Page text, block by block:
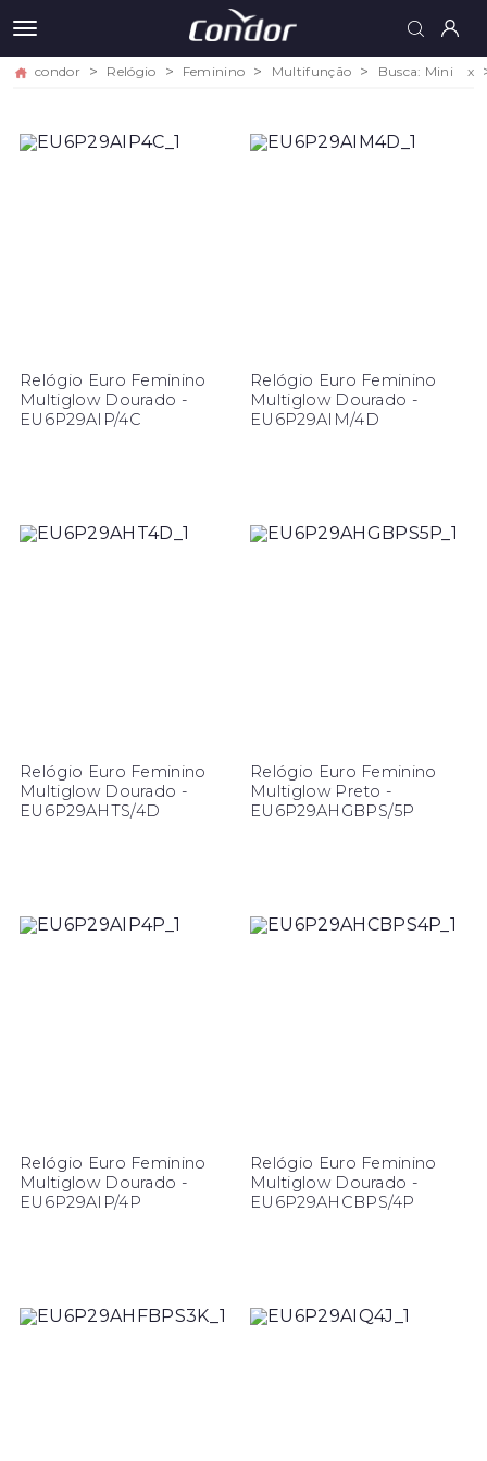
condor Relógio Feminino Multifunção Busca: Mini x
Relógio Euro Feminino
Multiglow Dourado -
EU6P29AIP/4C
Relógio Euro Feminino
Multiglow Dourado -
EU6P29AIM/4D
Relógio Euro Feminino
Multiglow Dourado -
EU6P29AHTS/4D
Relógio Euro Feminino
Multiglow Preto -
EU6P29AHGBPS/5P
Relógio Euro Feminino
Multiglow Dourado -
EU6P29AIP/4P
Relógio Euro Feminino
Multiglow Dourado -
EU6P29AHCBPS/4P